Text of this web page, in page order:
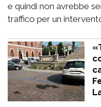
e quindi non avrebbe
traffico per un